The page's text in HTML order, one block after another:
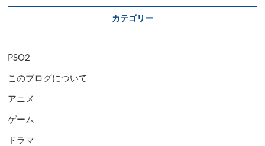
カテゴリー
PSO2
このブログについて
アニメ
ゲーム
ドラマ